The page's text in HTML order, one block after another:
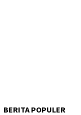
BERITA POPULER